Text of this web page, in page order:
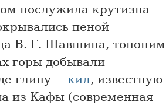
послужила крутизна
пеной
В. Г. Шавшина, топоним
горы добывали
глину —кил, известную
из Кафы (современная